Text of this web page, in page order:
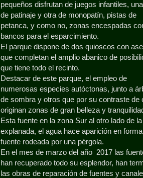
pequeños disfrutan de juegos infantiles,
de patinaje y otra de monopatín, pistas de
petanca, y como no, zonas encespadas
bancos para el esparcimiento.
El parque dispone de dos quioscos con
que completan el amplio abanico de
que tiene todo el recinto.
Destacar de este parque, el empleo de
numerosas especies autóctonas, junto a
de sombra y otros que por su contraste de
originan zonas de gran belleza y
Esta fuente en la zona Sur al otro lado de la
explanada, el agua hace aparición en
fuente rodeada por una pérgola.
En el mes de marzo del año 2017 las
han recuperado todo su esplendor, han
las obras de reparación de fuentes y